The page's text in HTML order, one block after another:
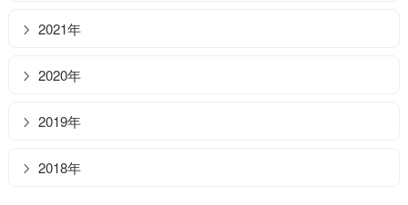
2021年
2020年
2019年
2018年